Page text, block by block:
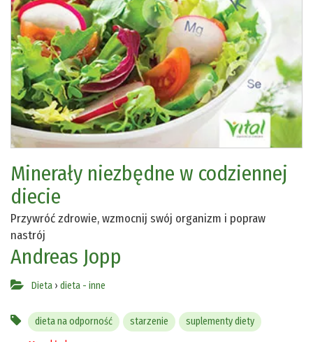
Minerały niezbędne w codziennej
diecie
Przywróć zdrowie, wzmocnij swój organizm i popraw
nastrój
Andreas Jopp
Dieta › dieta - inne
dieta na odporność starzenie
suplementy diety